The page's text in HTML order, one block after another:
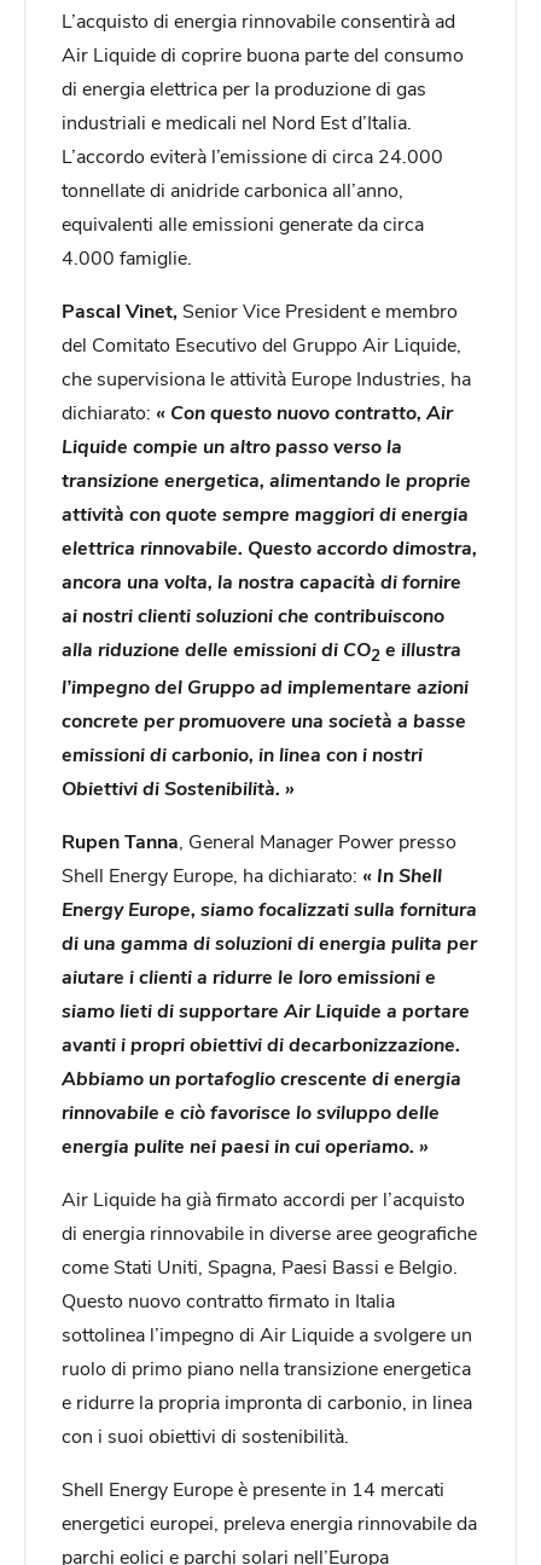
L’acquisto di energia rinnovabile consentirà ad
Air Liquide di coprire buona parte del consumo
di energia elettrica per la produzione di gas
industriali e medicali nel Nord Est d’Italia.
L’accordo eviterà l’emissione di circa 24.000
tonnellate di anidride carbonica all’anno,
equivalenti alle emissioni generate da circa
4.000 famiglie.
Pascal Vinet, Senior Vice President e membro
del Comitato Esecutivo del Gruppo Air Liquide,
che supervisiona le attività Europe Industries, ha
dichiarato: « Con questo nuovo contratto, Air
Liquide compie un altro passo verso la
transizione energetica, alimentando le proprie
attività con quote sempre maggiori di energia
elettrica rinnovabile. Questo accordo dimostra,
ancora una volta, la nostra capacità di fornire
ai nostri clienti soluzioni che contribuiscono
alla riduzione delle emissioni di CO2 e illustra
l’impegno del Gruppo ad implementare azioni
concrete per promuovere una società a basse
emissioni di carbonio, in linea con i nostri
Obiettivi di Sostenibilità. »
Rupen Tanna , General Manager Power presso
Shell Energy Europe, ha dichiarato: « In Shell
Energy Europe, siamo focalizzati sulla fornitura
di una gamma di soluzioni di energia pulita per
aiutare i clienti a ridurre le loro emissioni e
siamo lieti di supportare Air Liquide a portare
avanti i propri obiettivi di decarbonizzazione.
Abbiamo un portafoglio crescente di energia
rinnovabile e ciò favorisce lo sviluppo delle
energia pulite nei paesi in cui operiamo. »
Air Liquide ha già firmato accordi per l’acquisto
di energia rinnovabile in diverse aree geografiche
come Stati Uniti, Spagna, Paesi Bassi e Belgio.
Questo nuovo contratto firmato in Italia
sottolinea l’impegno di Air Liquide a svolgere un
ruolo di primo piano nella transizione energetica
e ridurre la propria impronta di carbonio, in linea
con i suoi obiettivi di sostenibilità.
Shell Energy Europe è presente in 14 mercati
energetici europei, preleva energia rinnovabile da
parchi eolici e parchi solari nell’Europa